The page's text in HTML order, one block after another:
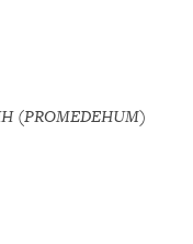
(PROMEDEHUM)